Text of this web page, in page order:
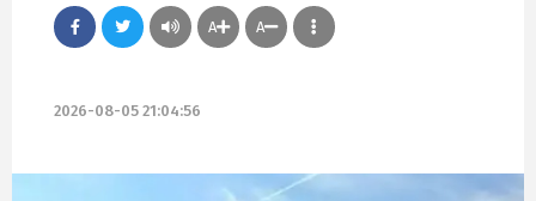
A A
2026-08-05 21:04:56